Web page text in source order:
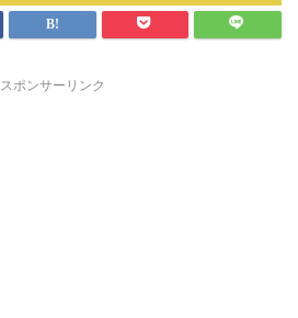
スポンサーリンク